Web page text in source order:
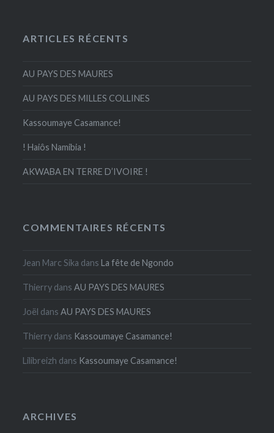
ARTICLES RÉCENTS
AU PAYS DES MAURES
AU PAYS DES MILLES COLLINES
Kassoumaye Casamance!
! Haiôs Namibia !
AKWABA EN TERRE D’IVOIRE !
COMMENTAIRES RÉCENTS
Jean Marc Sika dansLa fête de Ngondo
Thierry dansAU PAYS DES MAURES
Joël dansAU PAYS DES MAURES
Thierry dans Kassoumaye Casamance!
Lilibreizh dans Kassoumaye Casamance!
ARCHIVES